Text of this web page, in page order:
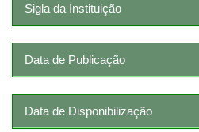
Sigla da Instituição
Data de Publicação
Data de Disponibilização